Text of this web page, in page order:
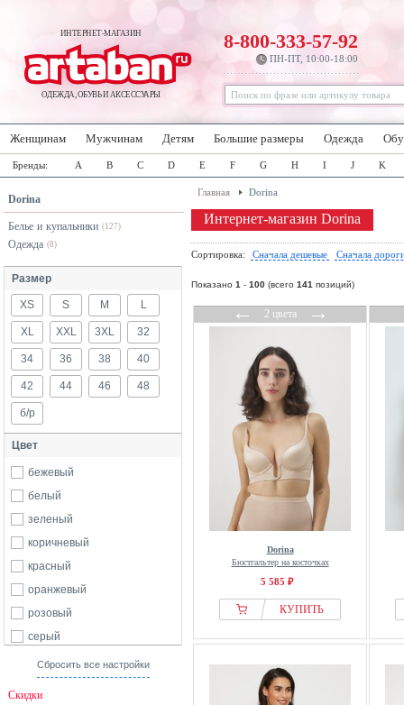
ИНТЕРНЕТ-МАГАЗИН
ОДЕЖДА, ОБУВЬ И АКСЕССУАРЫ
8-800-333-57-92
ПН-ПТ, 10:00-18:00
Женщинам Мужчинам Детям Большие размеры Одежда
Бренды: A B C D E F G H I J K
Dorina
Белье и купальники (127)
Одежда (8)
Размер
XS S M L
XL XXL 3XL 32
34 36 38 40
42 44 46 48
б/р
Цвет
бежевый
белый
зеленый
коричневый
красный
оранжевый
розовый
серый
синий
Сбросить все настройки
Скидки
Главная Dorina
Интернет-магазин Dorina
Сортировка: Сначала дешевые Сначала
Показано 1 - 100 (всего 141 позиций)
←2 цвета→
Dorina
Бюстгальтер на косточках
5 585 ₽
КУПИТЬ